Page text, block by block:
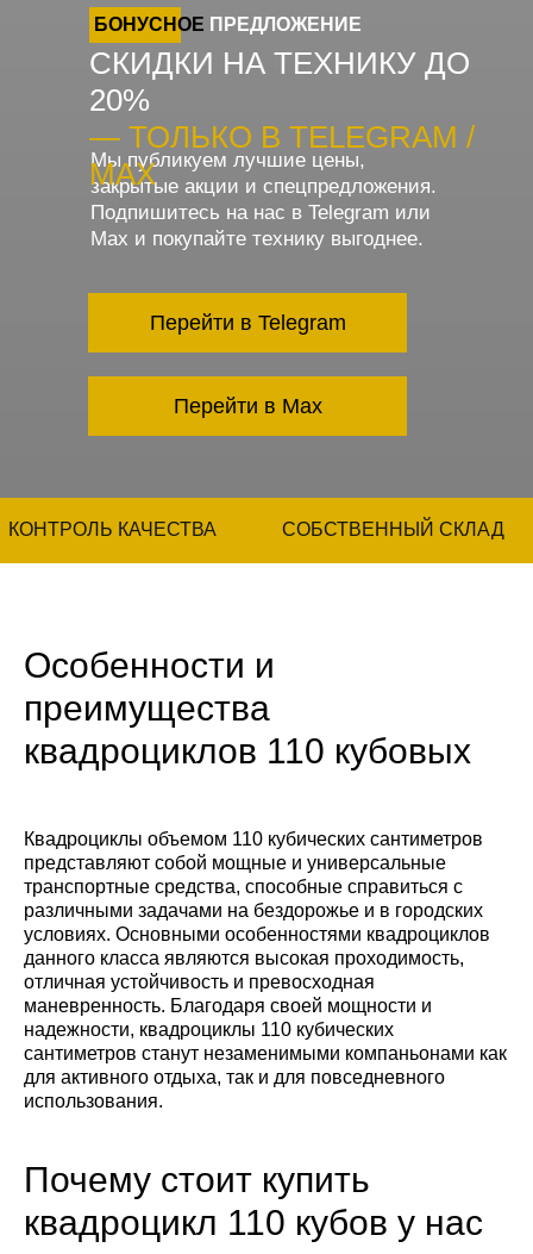
Мы публикуем лучшие цены,
закрытые акции и спецпредложения.
Подпишитесь на нас в Telegram или
Max и покупайте технику выгоднее.
Перейти в Telegram
Перейти в Max
СКИДКИ НА ТЕХНИКУ ДО
20%
— ТОЛЬКО В TELEGRAM /
MAX
БОНУСНОЕ ПРЕДЛОЖЕНИЕ
КОНТРОЛЬ КАЧЕСТВА СОБСТВЕННЫЙ СКЛАД
Особенности и
преимущества
квадроциклов 110 кубовых
Квадроциклы объемом 110 кубических сантиметров
представляют собой мощные и универсальные
транспортные средства, способные справиться с
различными задачами на бездорожье и в городских
условиях. Основными особенностями квадроциклов
данного класса являются высокая проходимость,
отличная устойчивость и превосходная
маневренность. Благодаря своей мощности и
надежности, квадроциклы 110 кубических
сантиметров станут незаменимыми компаньонами как
для активного отдыха, так и для повседневного
использования.
Почему стоит купить
квадроцикл 110 кубов у нас